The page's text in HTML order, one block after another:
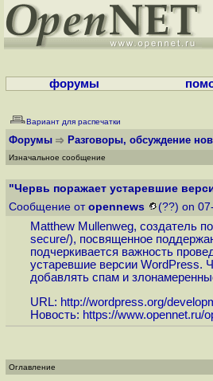
форумы
Вариант для распечатки
Форумы Разговоры, обсуждение
Изначальное сообщение
"Червь поражает устаревшие
Сообщение от opennews (??) on
Matthew Mullenweg, создатель
secure/), посвященное
подчеркивается важность
устаревшие версии WordPress.
добавлять спам и
URL: http://wordpress.org/
Новость: https://www.opennet.ru/
Оглавление